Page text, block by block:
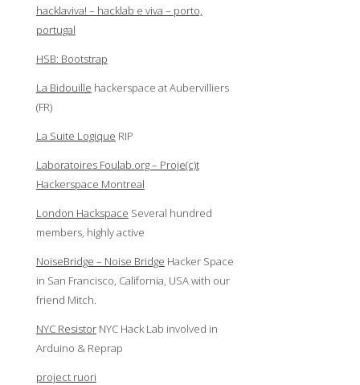
hacklaviva! – hacklab e viva – porto,
portugal
HSB: Bootstrap
La Bidouille hackerspace at Aubervilliers
(FR)
La Suite Logique RIP
Laboratoires Foulab.org – Proje(c)t
Hackerspace Montreal
London Hackspace Several hundred
members, highly active
NoiseBridge – Noise Bridge Hacker Space
in San Francisco, California, USA with our
friend Mitch.
NYC ResistorNYC Hack Lab involved in
Arduino & Reprap
project ruori